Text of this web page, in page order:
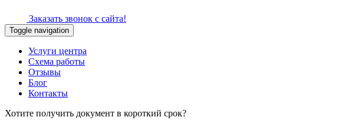
Заказать звонок с сайта!
Toggle navigation
Услуги центра
Схема работы
Отзывы
Блог
Контакты
Хотите получить документ в короткий срок?